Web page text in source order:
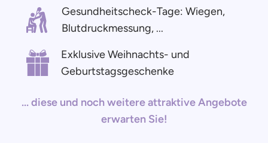
Gesundheitscheck-Tage: Wiegen,
Blutdruckmessung, ...
Exklusive Weihnachts- und
Geburtstagsgeschenke
... diese und noch weitere attraktive Angebote
erwarten Sie!